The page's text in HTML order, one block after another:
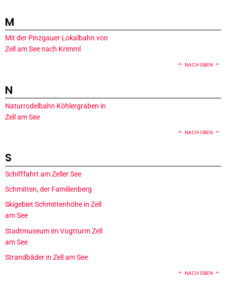
M
Mit der Pinzgauer Lokalbahn von
Zell am See nach Krimml
NACH OBEN
N
Naturrodelbahn Köhlergraben in
Zell am See
NACH OBEN
S
Schifffahrt am Zeller See
Schmitten, der Familienberg
Skigebiet Schmittenhöhe in Zell
am See
Stadtmuseum im Vogtturm Zell
am See
Strandbäder in Zell am See
NACH OBEN